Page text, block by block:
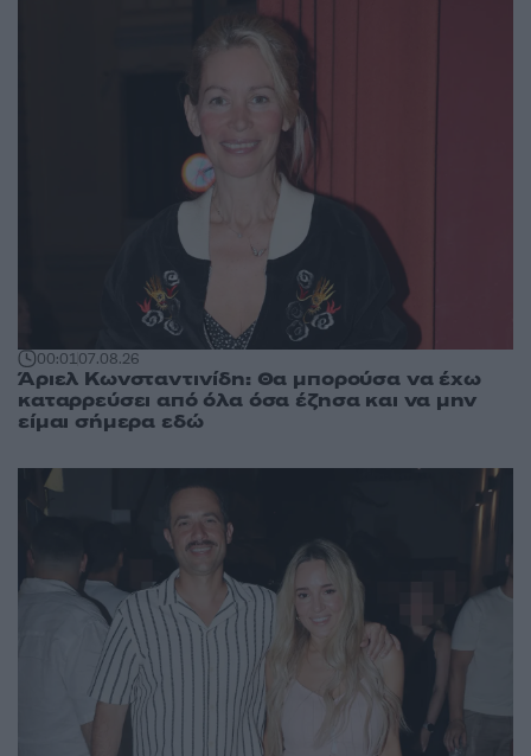
00:0107.08.26
Άριελ Κωνσταντινίδη: Θα μπορούσα να έχω
καταρρεύσει από όλα όσα έζησα και να μην
είμαι σήμερα εδώ